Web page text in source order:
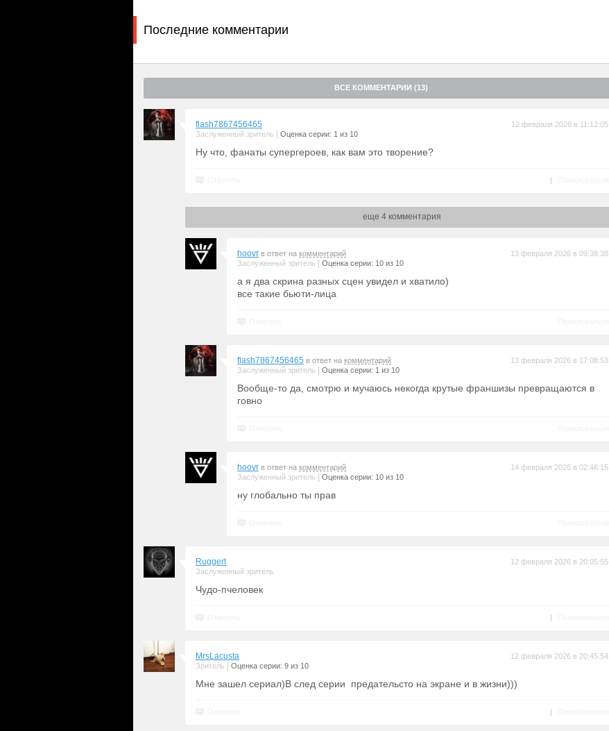
Последние комментарии
ВСЕ КОММЕНТАРИИ (13)
flash7867456465
Заслуженный зритель Оценка серии: 1 из 10
12 февраля 2026 в 11:12:05
Ну что, фанаты супергероев, как вам это творение?
|
еще 4 комментария
hoovr в ответ на комментарий
Заслуженный зритель
Оценка серии: 10 из 10
13 февраля 2026 в 09:38:38
а я два скрина разных сцен увидел и хватило)
все такие бьюти-лица
flash7867456465 в ответ на комментарий
Заслуженный зритель
Оценка серии: 1 из 10
13 февраля 2026 в 17:08:53
Вообще-то да, смотрю и мучаюсь некогда крутые франшизы превращаются в
говно
hoovr в ответ на комментарий
Заслуженный зритель
Оценка серии: 10 из 10
14 февраля 2026 в 02:46:15
ну глобально ты прав
Ruggert
Заслуженный зритель
12 февраля 2026 в 20:05:55
Чудо-пчеловек
|
MrsLacusta
Зритель Оценка серии: 9 из 10
12 февраля 2026 в 20:45:54
Мне зашел сериал)В след серии предательсто на экране и в жизни)))
|